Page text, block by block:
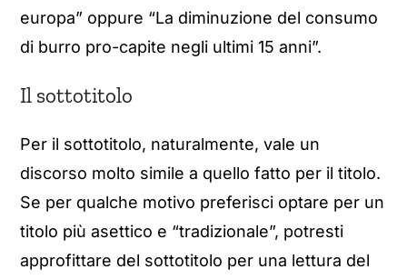
europa” oppure “La diminuzione del consumo
di burro pro-capite negli ultimi 15 anni”.
Il sottotitolo
Per il sottotitolo, naturalmente, vale un
discorso molto simile a quello fatto per il titolo.
Se per qualche motivo preferisci optare per un
titolo più asettico e “tradizionale”, potresti
approfittare del sottotitolo per una lettura del